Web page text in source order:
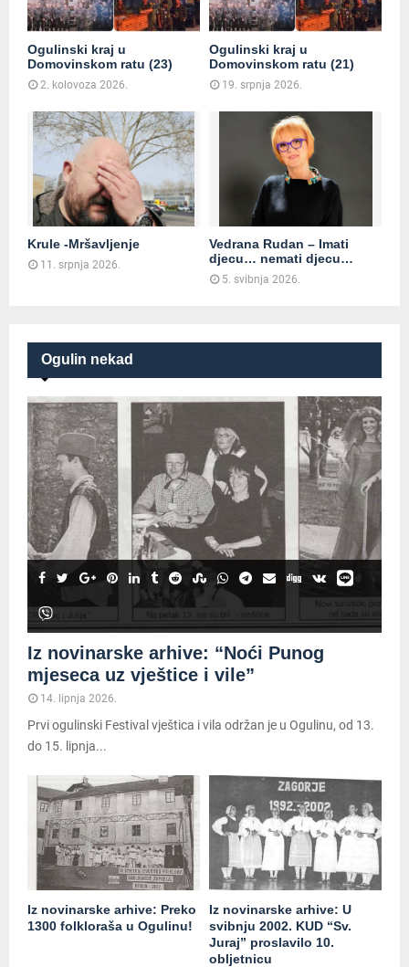
Ogulinski kraj u
Domovinskom ratu (23)
2. kolovoza 2026.
Ogulinski kraj u
Domovinskom ratu (21)
19. srpnja 2026.
Krule -Mršavljenje
11. srpnja 2026.
Vedrana Rudan – Imati
djecu… nemati djecu…
5. svibnja 2026.
Ogulin nekad
Iz novinarske arhive: “Noći Punog
mjeseca uz vještice i vile”
14. lipnja 2026.
Prvi ogulinski Festival vještica i vila održan je u Ogulinu, od 13.
do 15. lipnja...
Iz novinarske arhive: Preko
1300 folkloraša u Ogulinu!
Iz novinarske arhive: U
svibnju 2002. KUD “Sv.
Juraj” proslavilo 10.
obljetnicu